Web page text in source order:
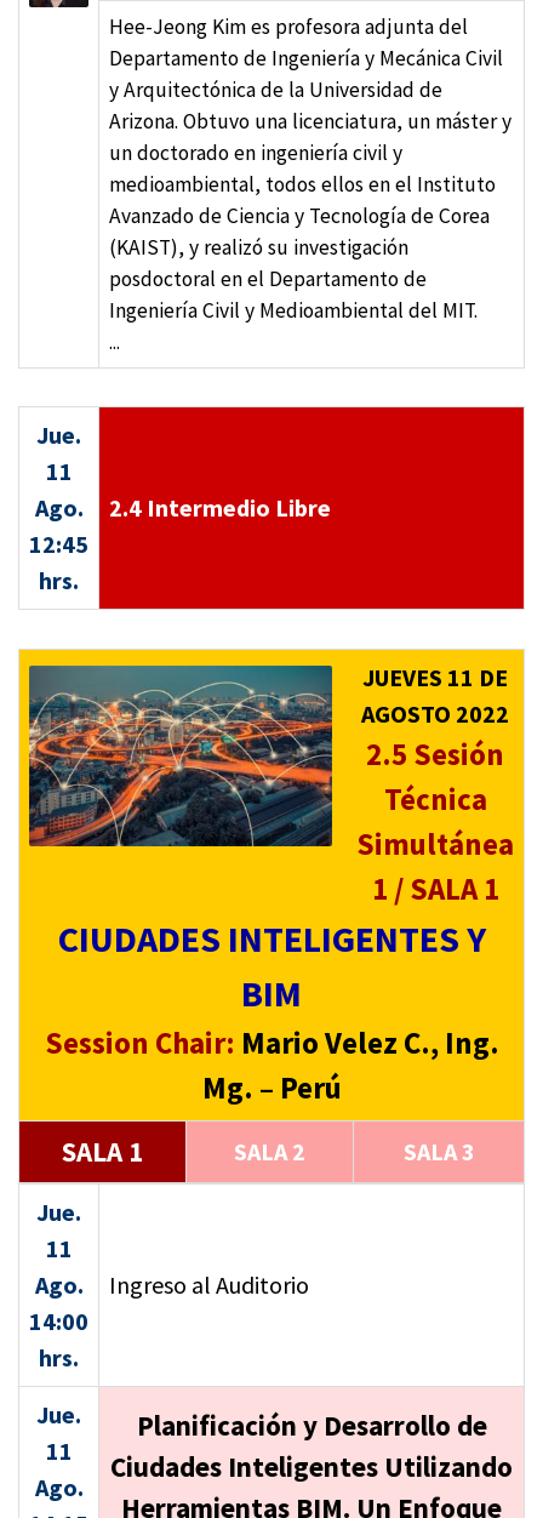
Hee-Jeong Kim es profesora adjunta del
Departamento de Ingeniería y Mecánica Civil
y Arquitectónica de la Universidad de
Arizona. Obtuvo una licenciatura, un máster y
un doctorado en ingeniería civil y
medioambiental, todos ellos en el Instituto
Avanzado de Ciencia y Tecnología de Corea
(KAIST), y realizó su investigación
posdoctoral en el Departamento de
Ingeniería Civil y Medioambiental del MIT.
...
Jue.
11
Ago.
12:45
hrs.
2.4 Intermedio Libre
JUEVES 11 DE
AGOSTO 2022
2.5 Sesión
Técnica
Simultánea
1 / SALA 1
CIUDADES INTELIGENTES Y
BIM
Session Chair: Mario Velez C., Ing.
Mg. – Perú
SALA 1 SALA 2
SALA 3
Jue.
11
Ago.
14:00
hrs.
Ingreso al Auditorio
Jue.
11
Ago.
Planificación y Desarrollo de
Ciudades Inteligentes Utilizando
Herramientas BIM. Un Enfoque